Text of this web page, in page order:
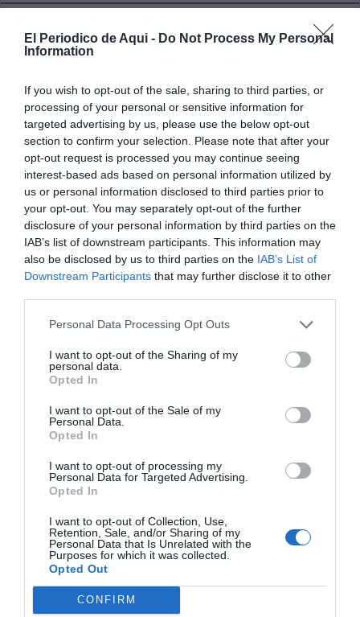
El Periodico de Aqui - Do Not Process My Personal
Information
If you wish to opt-out of the sale, sharing to third parties, or
processing of your personal or sensitive information for
targeted advertising by us, please use the below opt-out
section to confirm your selection. Please note that after your
opt-out request is processed you may continue seeing
interest-based ads based on personal information utilized by
us or personal information disclosed to third parties prior to
your opt-out. You may separately opt-out of the further
disclosure of your personal information by third parties on the
IAB’s list of downstream participants. This information may
also be disclosed by us to third parties on the IAB’s List of
Downstream Participants that may further disclose it to other
Personal Data Processing Opt Outs
I want to opt-out of the Sharing of my
personal data.
Opted In
I want to opt-out of the Sale of my
Personal Data.
Opted In
I want to opt-out of processing my
Personal Data for Targeted Advertising.
Opted In
I want to opt-out of Collection, Use,
Retention, Sale, and/or Sharing of my
Personal Data that Is Unrelated with the
Purposes for which it was collected.
Opted Out
CONFIRM
View this post on Instagram
A post shared by El Periódico de Aquí (@periodicodeaqui)
Panderetas y silbatos para hacerse oír
La protesta, convocada de manera espontánea, ha
reunido a docentes que han querido trasladar a la calle
que sigue existiendo en buena parte de los